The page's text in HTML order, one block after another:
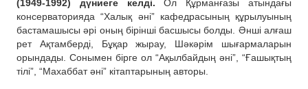
(1949-1992) дүниеге келді. Ол Құрманғазы атындағы
консерваторияда “Халық әні” кафедрасының құрылуының
бастамашысы әрі оның бірінші басшысы болды. Әнші алғаш
рет Ақтамберді, Бұқар жырау, Шәкәрім шығармаларын
орындады. Сонымен бірге ол “Ақылбайдың әні”, “Ғашықтың
тілі”, “Махаббат әні” кітаптарының авторы.